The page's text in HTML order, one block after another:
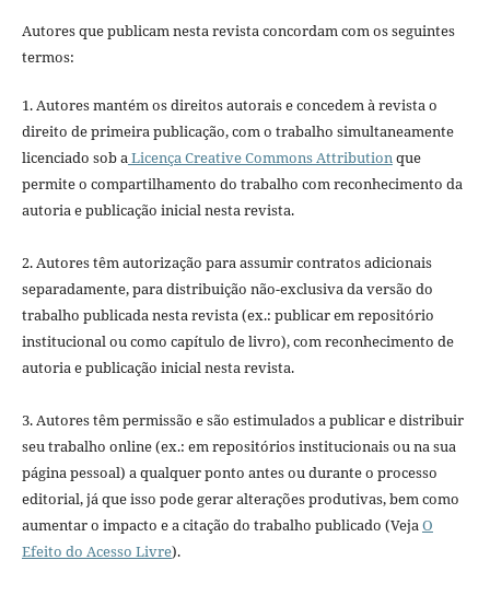
Autores que publicam nesta revista concordam com os seguintes
termos:
1. Autores mantém os direitos autorais e concedem à revista o
direito de primeira publicação, com o trabalho simultaneamente
licenciado sob aLicença Creative Commons Attributionque
permite o compartilhamento do trabalho com reconhecimento da
autoria e publicação inicial nesta revista.
2. Autores têm autorização para assumir contratos adicionais
separadamente, para distribuição não-exclusiva da versão do
trabalho publicada nesta revista (ex.: publicar em repositório
institucional ou como capítulo de livro), com reconhecimento de
autoria e publicação inicial nesta revista.
3. Autores têm permissão e são estimulados a publicar e distribuir
seu trabalho online (ex.: em repositórios institucionais ou na sua
página pessoal) a qualquer ponto antes ou durante o processo
editorial, já que isso pode gerar alterações produtivas, bem como
aumentar o impacto e a citação do trabalho publicado (VejaO
Efeito do Acesso Livre).